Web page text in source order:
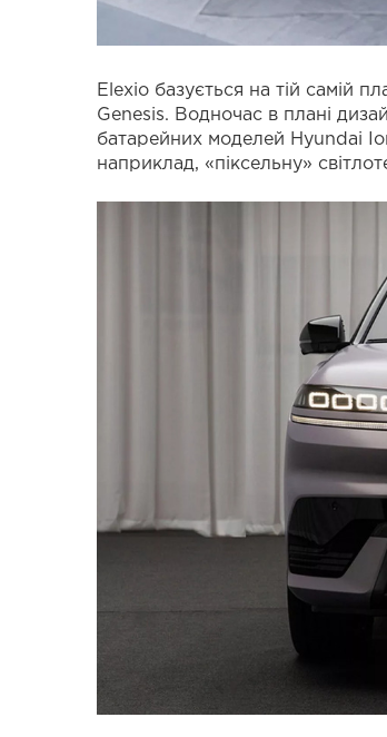
Elexio базується на тій самій
Genesis. Водночас в плані
батарейних моделей Hyundai
наприклад, «піксельну»